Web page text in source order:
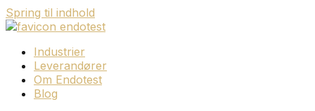
Spring til indhold
Industrier
Leverandører
Om Endotest
Blog